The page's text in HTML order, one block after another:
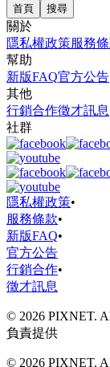
首頁 搜尋
關於
隱私權政策服務
幫助
新版FAQ官方公告
其他
行銷合作徵才訊息
社群
隱私權政策•
服務條款•
新版FAQ•
官方公告
行銷合作•
徵才訊息
© 2026 PIXNET.
負責提供
© 2026 PIXNET.